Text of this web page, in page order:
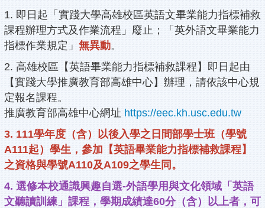
1. 即日起「實踐大學高雄校區英語文畢業能力指標補救
課程辦理方式及作業流程」廢止；
「英外語文畢業能力
指標作業規定」 無異動。
2. 高雄校區【英語畢業能力指標補救課程】即日起由
【實踐大學推廣教育部高雄中心】辦理，請依該中心規
定報名課程。
推廣教育部高雄中心網址 https://eec.kh.usc.edu.tw
3. 111學年度（含）以後入學之日間部學士班（學號
A111起）學生，參加【英語畢業能力指標補救課程】
之資格與學號A110及A109之學生同。
4. 選修本校通識興趣自選-外語學用與文化領域「英語
文聽讀訓練」課程，學期成績達60分（含）以上者，可